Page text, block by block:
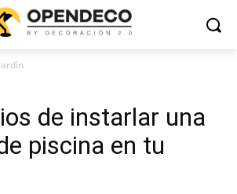
Jardín
de instarlar una
piscina en tu